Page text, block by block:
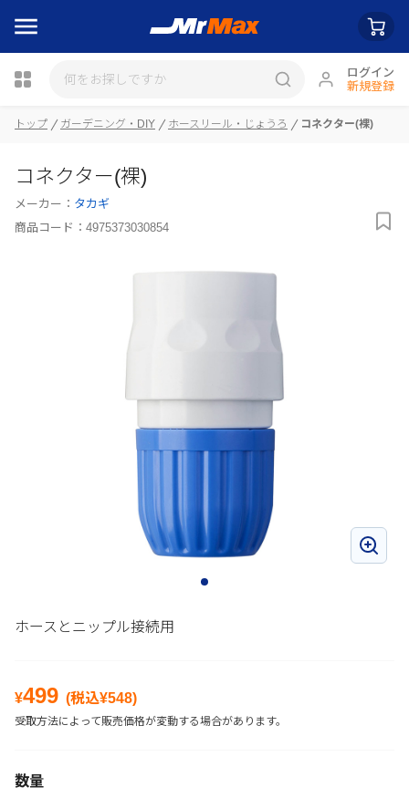
ログイン
新規登録
瓶詰
トップ ガーデニング・DIY ホースリール・じょうろ コネクター(裸)
コネクター(裸)
メーカー： タカギ
商品コード： 4975373030854
ホースとニップル接続用
¥499 (税込¥548)
受取方法によって販売価格が変動する場合があります。
数量